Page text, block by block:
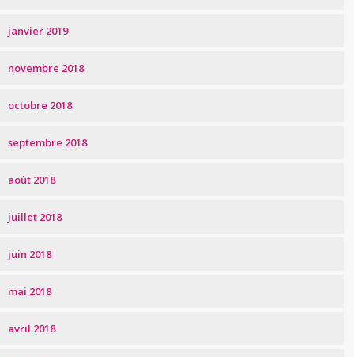
janvier 2019
novembre 2018
octobre 2018
septembre 2018
août 2018
juillet 2018
juin 2018
mai 2018
avril 2018